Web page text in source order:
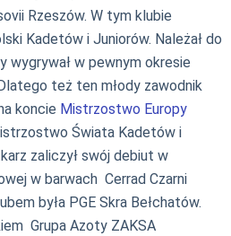
Rzeszów. W tym klubie
Kadetów i Juniorów. Należał do
wygrywał w pewnym okresie
też ten młody zawodnik
koncie Mistrzostwo Europy
Świata Kadetów i
zaliczył swój debiut w
w barwach Cerrad Czarni
była PGE Skra Bełchatów.
Grupa Azoty ZAKSA